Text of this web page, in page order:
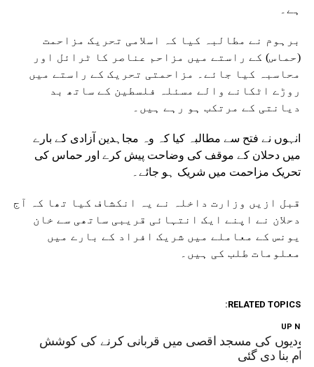
ہے۔
برہوم نے مطالبہ کیا کہ اسلامی تحریک مزاحمت
(حماس) کے راستے میں مزاحم عناصر کا ٹرائل اور
محاسبہ کیا جائے۔ مزاحمتی تحریک کے راستے میں
روڑے اٹکانے والے مسئلہ فلسطین کے ساتھ بد
دیانتی کے مرتکب ہو رہے ہیں۔
انہوں نے فتح سے مطالبہ کیا کہ وہ مجاہدین آزادی کے بارے
میں دحلان کے موقف کی وضاحت پیش کرے اور حماس کی
تحریک مزاحمت میں شریک ہو جائے۔
قبل ازیں وزارت داخلہ نے یہ انکشاف کیا تھا کہ آج
دحلان نے اپنے ایک انتہائی قریبی ساتھی سے خان
یونس کے معاملے میں شریک افراد کے بارے میں
معلومات طلب کی ہیں۔
RELATED TOPICS:
UP
کی مسجد اقصی میں قربانی کرنے کی کوشش
بنا دی گئی